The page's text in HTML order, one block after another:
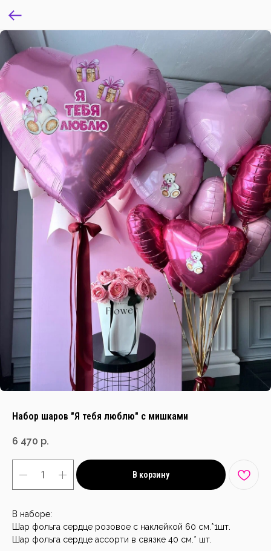
Набор шаров "Я тебя люблю" с мишками
6 470 р.
В корзину
В наборе:
Шар фольга сердце розовое с наклейкой 60 см.*1шт.
Шар фольга сердце ассорти в связке 40 см.* шт.